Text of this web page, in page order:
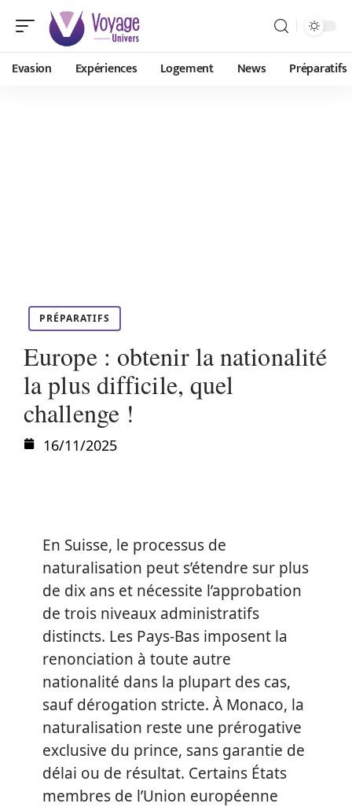
Evasion Expériences Logement News Préparatifs
PRÉPARATIFS
Europe : obtenir la nationalité
la plus difficile, quel
challenge !
16/11/2025
En Suisse, le processus de
naturalisation peut s’étendre sur plus
de dix ans et nécessite l’approbation
de trois niveaux administratifs
distincts. Les Pays-Bas imposent la
renonciation à toute autre
nationalité dans la plupart des cas,
sauf dérogation stricte. À Monaco, la
naturalisation reste une prérogative
exclusive du prince, sans garantie de
délai ou de résultat. Certains États
membres de l’Union européenne